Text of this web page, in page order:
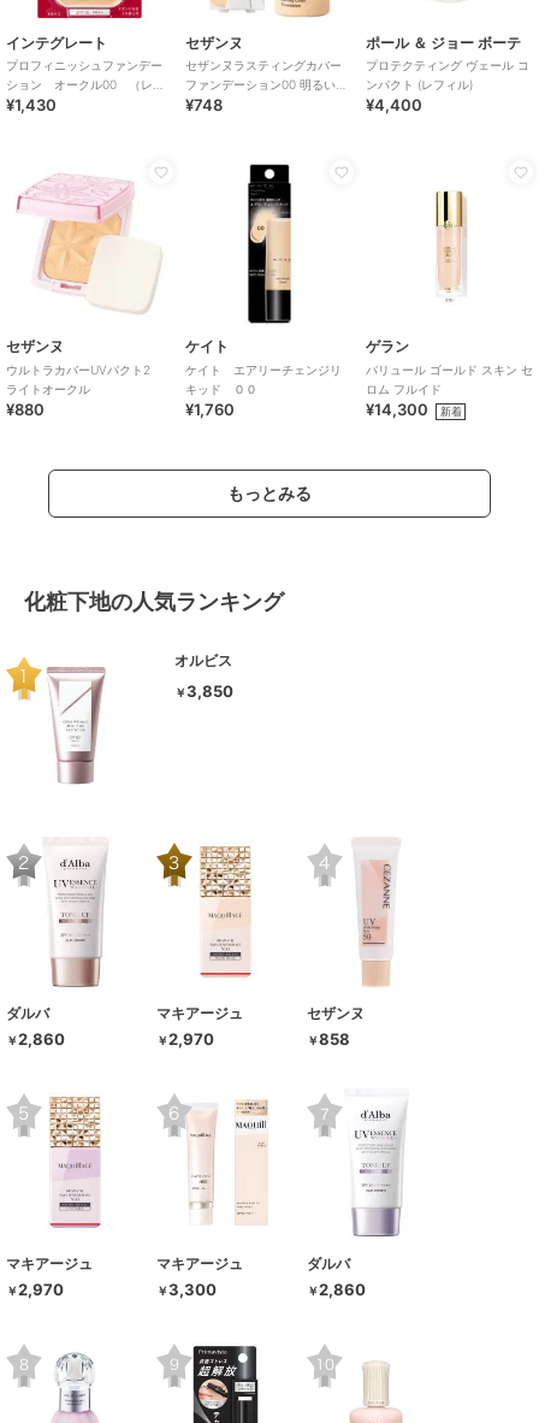
インテグレート
プロフィニッシュファンデー
ション オークル00 （レフ
ィル）
¥1,430
セザンヌ
セザンヌラスティングカバー
ファンデーション00 明るいベ
ージュ系
¥748
ポール ＆ ジョー ボーテ
プロテクティング ヴェール コ
ンパクト (レフィル)
¥4,400
セザンヌ
ウルトラカバーUVパクト2
ライトオークル
¥880
ケイト
ケイト エアリーチェンジリ
キッド ００
¥1,760
ゲラン
パリュール ゴールド スキン セ
ロム フルイド
¥14,300 新着
もっとみる
化粧下地の人気ランキング
オルビス
￥3,850
ダルバ
￥2,860
マキアージュ
￥2,970
セザンヌ
￥858
マキアージュ
￥2,970
マキアージュ
￥3,300
ダルバ
￥2,860